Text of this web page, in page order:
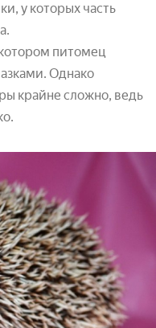
у которых часть
питомец
Однако
крайне сложно, ведь